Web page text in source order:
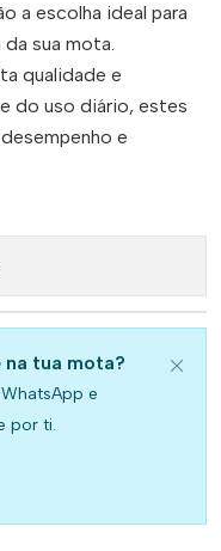
a escolha ideal para
sua mota.
qualidade e
do uso diário, estes
e
na tua mota?
e
por ti.